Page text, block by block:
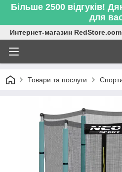
Більше 2500 відгуків!
для
Интернет-магазин
Товари та послуги